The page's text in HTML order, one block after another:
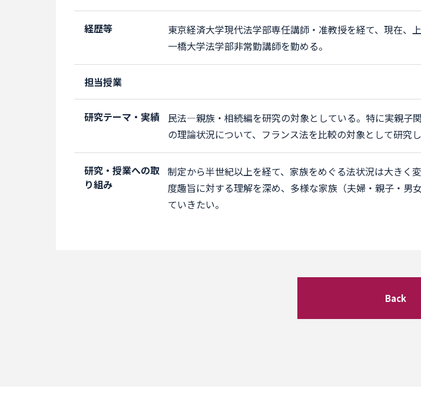
経歴等
東京経済大学現代法学部専任講師・准教授を経て、現在、
一橋大学法学部非常勤講師を勤める。
担当授業
研究テーマ・実績
民法―親族・相続編を研究の対象としている。特に実親子
の理論状況について、フランス法を比較の対象として研究し
研究・授業への取
り組み
制定から半世紀以上を経て、家族をめぐる法状況は大きく
度趣旨に対する理解を深め、多様な家族（夫婦・親子・男
ていきたい。
Back